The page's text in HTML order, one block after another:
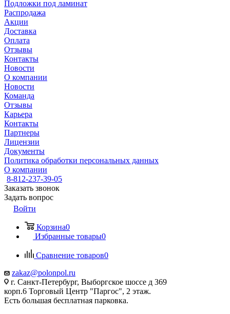
Подложки под ламинат
Распродажа
Акции
Доставка
Оплата
Отзывы
Контакты
Новости
О компании
Новости
Команда
Отзывы
Карьера
Контакты
Партнеры
Лицензии
Документы
Политика обработки персональных данных
О компании
8-812-237-39-05
Заказать звонок
Задать вопрос
Войти
Корзина0
Избранные товары0
Сравнение товаров0
zakaz@polonpol.ru
г. Санкт-Петербург, Выборгское шоссе д 369
корп.6 Торговый Центр "Паргос", 2 этаж.
Есть большая бесплатная парковка.